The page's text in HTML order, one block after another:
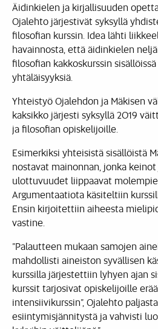
Äidinkielen ja kirjallisuuden
Ojalehto järjestivät syksyllä
filosofian kurssin. Idea lähti
havainnosta, että äidinkielen
filosofian kakkoskurssin
yhtäläisyyksiä.
Yhteistyö Ojalehdon ja Mäkisen
kaksikko järjesti syksyllä 2019
ja filosofian opiskelijoille.
Esimerkiksi yhteisistä sisällöistä
nostavat mainonnan, jonka
ulottuvuudet liippaavat
Argumentaatiota käsiteltiin
Ensin kirjoitettiin aiheesta
vastine.
”Palautteen mukaan samojen
mahdollisti aineiston syvällisen
kurssilla järjestettiin lyhyen ajan
kurssit tarjosivat opiskelijoille
intensiivikurssin”, Ojalehto
esiintymisjännitystä ja vahvisti